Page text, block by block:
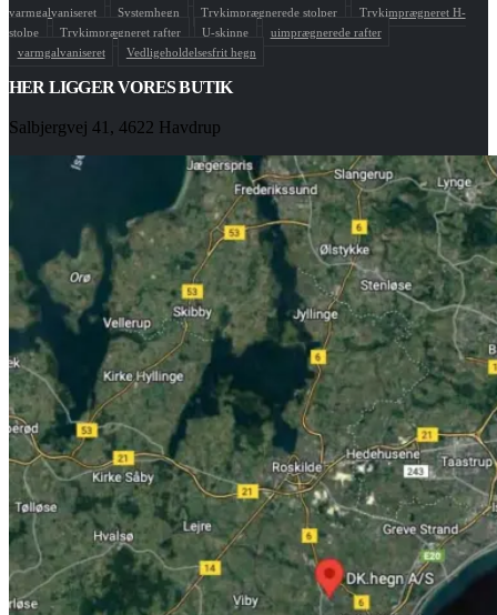
varmgalvaniseret
Systemhegn Trykimprægnerede stolper
Trykimprægneret H-
stolpe
Trykimprægneret rafter U-skinne
uimprægnerede rafter
varmgalvaniseret
Vedligeholdelsesfrit hegn
HER LIGGER VORES BUTIK
Salbjergvej 41, 4622 Havdrup